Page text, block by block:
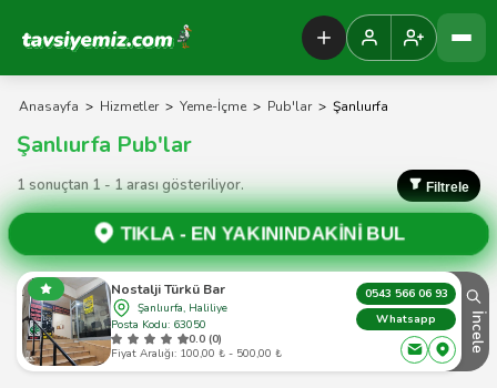
Tavsiyemiz Anasayfa
Anasayfa > Hizmetler > Yeme-İçme > Pub'lar > Şanlıurfa
Şanlıurfa Pub'lar
1 sonuçtan 1 - 1 arası gösteriliyor. Filtrele
TIKLA - EN YAKININDAKİNİ BUL
Nostalji Türkü Bar
Şanlıurfa, Haliliye
Posta Kodu: 63050
0.0 (0)
Fiyat Aralığı: 100,00 ₺ - 500,00 ₺
0543 566 06 93
Whatsapp
İncele